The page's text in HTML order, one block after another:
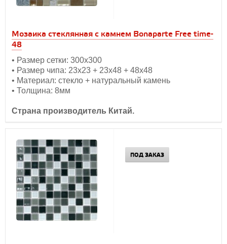
Мозаика стеклянная с камнем Bonaparte Free time-
48
• Размер сетки: 300х300
• Размер чипа: 23х23 + 23х48 + 48х48
• Материал: стекло + натуральный камень
• Толщина: 8мм
Страна производитель Китай.
ПОД ЗАКАЗ